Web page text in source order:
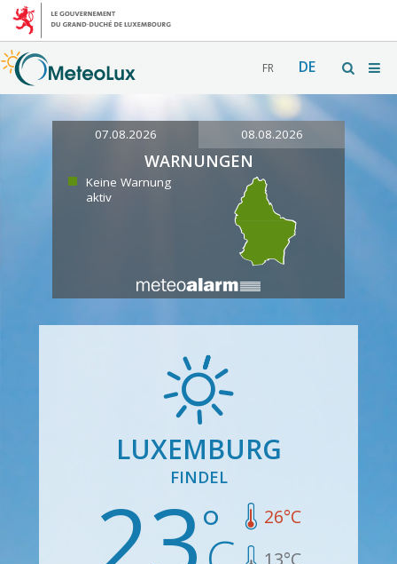
FR DE
07.08.2026 08.08.2026
WARNUNGEN
Keine Warnung
aktiv
LUXEMBURG
FINDEL
26°C
13°C